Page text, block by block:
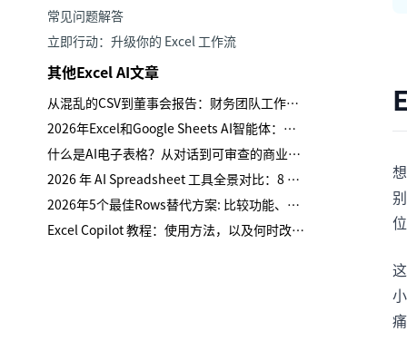
常见问题解答
立即行动：升级你的 Excel 工作流
其他Excel AI文章
从混乱的CSV到董事会报告：财务团队工作流程
2026年Excel和Google Sheets AI智能体：真实测试、失败案例及购买指南
什么是AI电子表格？从对话到可审查的商业报告
2026 年 AI Spreadsheet 工具全景对比：8 个工具怎么选
2026年5个最佳Rows替代方案: 比较功能、适配性与权衡
Excel Copilot 教程：使用方法，以及何时改用匡优数言